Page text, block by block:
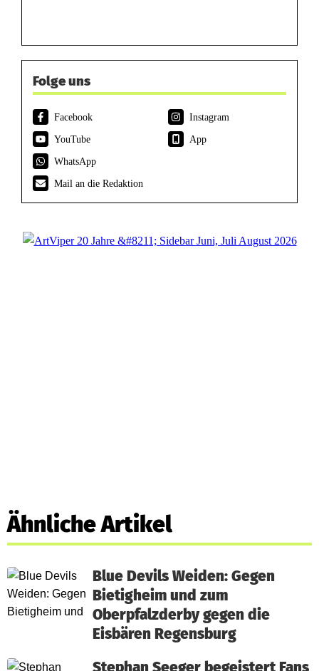
Folge uns
Facebook
Instagram
YouTube
App
WhatsApp
Mail an die Redaktion
Ähnliche Artikel
Blue Devils Weiden: Gegen
Bietigheim und zum
Oberpfalzderby gegen die
Eisbären Regensburg